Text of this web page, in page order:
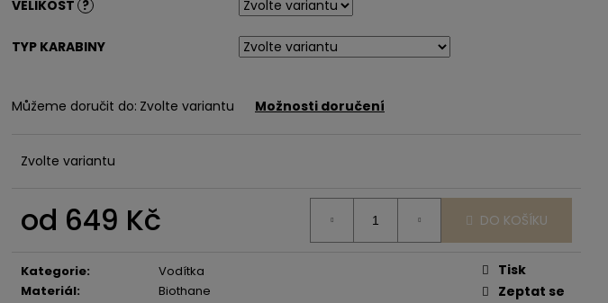
VELIKOST ?
TYP KARABINY
Můžeme doručit do: Zvolte variantu Možnosti doručení
Zvolte variantu
od 649 Kč DO KOŠÍKU
Kategorie:
Vodítka
Materiál: Biothane
Tisk
Zeptat se